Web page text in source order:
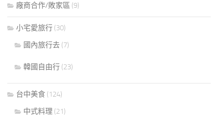
廠商合作/敗家區 (9)
小宅愛旅行 (30)
國內旅行去 (7)
韓國自由行 (23)
台中美食 (124)
中式料理 (21)